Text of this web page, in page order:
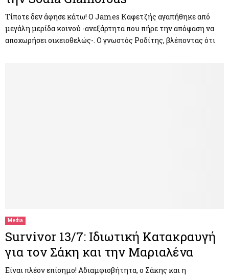
Τίποτε δεν άφησε κάτω! Ο James Καφετζής αγαπήθηκε από
μεγάλη μερίδα κοινού -ανεξάρτητα που πήρε την απόφαση να
αποχωρήσει οικειοθελώς-. Ο γνωστός Ροδίτης, βλέποντας ότι
Media
Survivor 13/7: Ιδιωτική Κατακραυγή
για τον Σάκη και την Μαριαλένα
Είναι πλέον επίσημο! Αδιαμφισβήτητα, ο Σάκης και η